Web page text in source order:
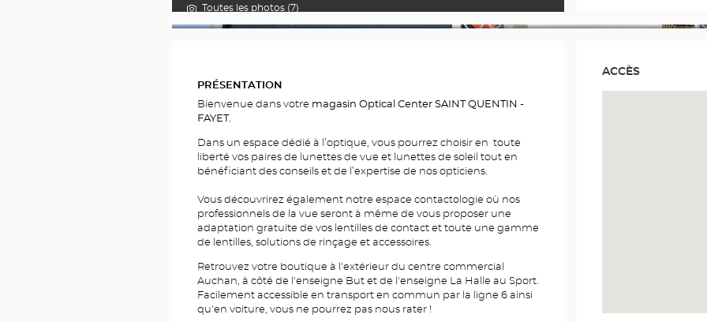
Toutes les photos (7)
PRÉSENTATION
Bienvenue dans votre magasin Optical Center SAINT QUENTIN -
FAYET.
Dans un espace dédié à l’optique, vous pourrez choisir en toute
liberté vos paires de lunettes de vue et lunettes de soleil tout en
bénéficiant des conseils et de l’expertise de nos opticiens.
Vous découvrirez également notre espace contactologie où nos
professionnels de la vue seront à même de vous proposer une
adaptation gratuite de vos lentilles de contact et toute une gamme
de lentilles, solutions de rinçage et accessoires.
Retrouvez votre boutique à l'extérieur du centre commercial
Auchan, à côté de l'enseigne But et de l'enseigne La Halle au Sport.
Facilement accessible en transport en commun par la ligne 6 ainsi
qu'en voiture, vous ne pourrez pas nous rater !
ACCÈS